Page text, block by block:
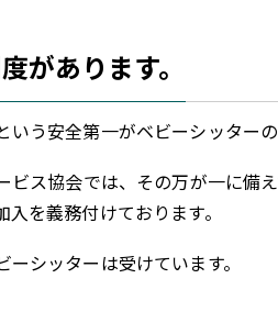
があります。
う安全第一がベビーシッターの
ス協会では、その万が一に備
を義務付けております。
シッターは受けています。